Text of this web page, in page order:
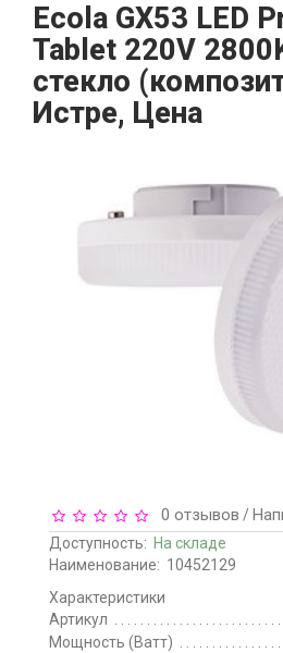
Ecola GX53 LED
Tablet 220V
стекло
Истре, Цена
0 отзывов /
Доступность: На складе
Наименование: 10452129
Характеристики
Артикул
Мощность (Ватт)